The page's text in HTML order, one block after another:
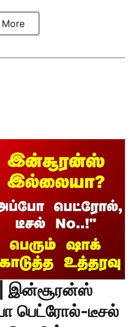
More
| இன்சூரன்ஸ்
பெட்ரோல்-டீசல்